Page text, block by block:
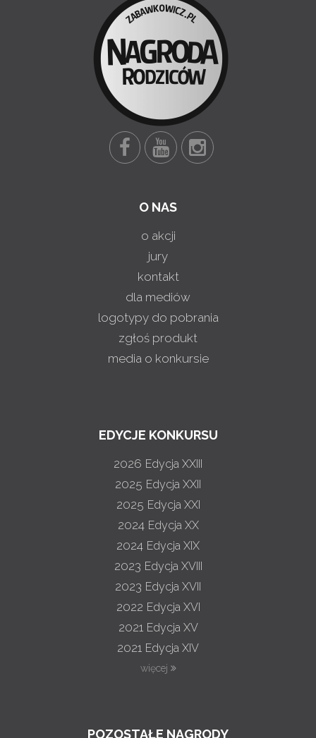
O NAS
o akcji
jury
kontakt
dla mediów
logotypy do pobrania
zgłoś produkt
media o konkursie
EDYCJE KONKURSU
2026 Edycja XXIII
2025 Edycja XXII
2025 Edycja XXI
2024 Edycja XX
2024 Edycja XIX
2023 Edycja XVIII
2023 Edycja XVII
2022 Edycja XVI
2021 Edycja XV
2021 Edycja XIV
więcej
POZOSTAŁE NAGRODY